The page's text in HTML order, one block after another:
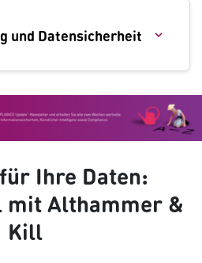
und Datensicherheit
Ihre Daten:
Althammer &
Kill